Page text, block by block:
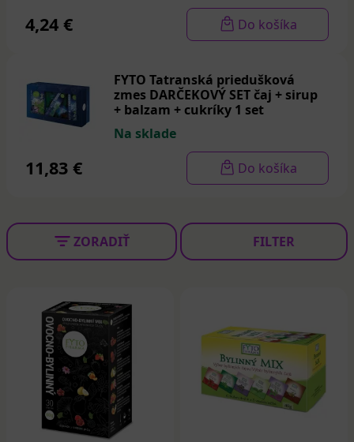
Čajové sady patria medzi obľúbené darčeky pre
milovníkov čaju. Praktické balenia s viacerými druhmi
čajov umožňujú ochutnať rôzne príchute a vybrať si tie
rodinu, priateľov alebo kolegov.
Vyberte si z ponukysád čajovv online lekárni
Medikament a doprajte si chvíľu pohody s kvalitnými
čajmi, ktoré spríjemnia každý deň.
4,24 € Do košíka
FYTO Tatranská priedušková
zmes DARČEKOVÝ SET čaj + sirup
+ balzam + cukríky 1 set
Na sklade
11,83 € Do košíka
ZORADIŤ FILTER